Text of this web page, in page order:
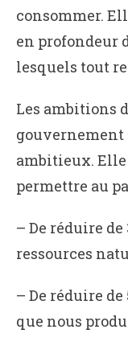
consommer.
en profondeur
lesquels tout
Les ambitions
gouvernement
ambitieux. Elle
permettre au
– De réduire
ressources
– De réduire
que nous